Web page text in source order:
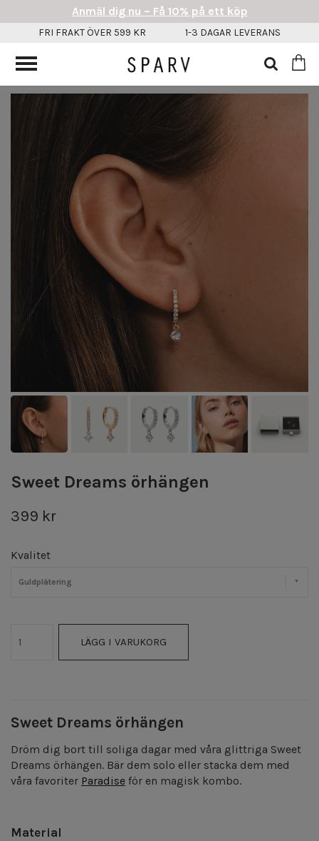
Sweet Dreams örhängen
399 kr
Kvalitet
Guldplätering
LÄGG I VARUKORG
Sweet Dreams örhängen
Dröm dig bort till soliga dagar med våra glittriga Sweet
Dreams örhängen. Bär dem solo eller stacka dem med
våra favoriter Paradise för en magisk kombo.
Material
Anmäl dig nu – Få 10% på ett köp
FRI FRAKT ÖVER 599 KR 1-3 DAGAR LEVERANS